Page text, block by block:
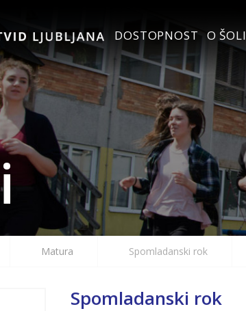
DOSTOPNOST O ŠOLI
Matura Spomladanski rok
Spomladanski rok